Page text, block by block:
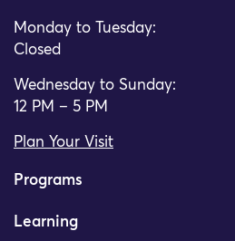
Monday to Tuesday:
Closed
Wednesday to Sunday:
12 PM – 5 PM
Plan Your Visit
Programs
Learning